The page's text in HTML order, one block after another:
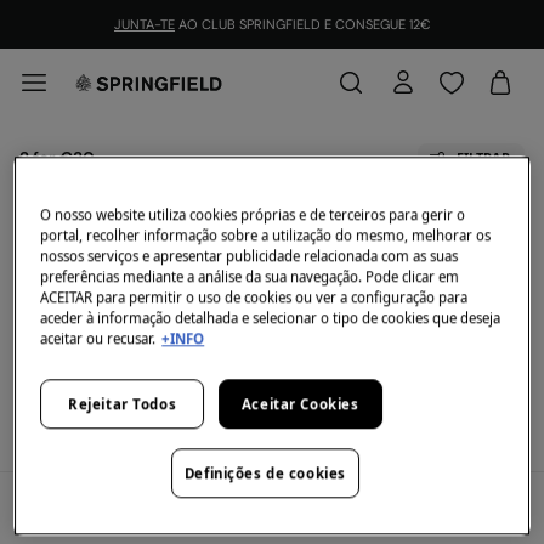
JUNTA-TE AO CLUB SPRINGFIELD E CONSEGUE 12€
2 for €30 FILTRAR
Todos 2=55 2 = 20€ 2=35
Neste momento não temos artigos em stock da
categoria selecionada.
Mas não te preocupes, temos imensos artigos que
Ver condições legais e a validade da promoçãoaquí
O nosso website utiliza cookies próprias e de terceiros para gerir o
portal, recolher informação sobre a utilização do mesmo, melhorar os
nossos serviços e apresentar publicidade relacionada com as suas
preferências mediante a análise da sua navegação. Pode clicar em
ACEITAR para permitir o uso de cookies ou ver a configuração para
aceder à informação detalhada e selecionar o tipo de cookies que deseja
aceitar ou recusar. +INFO
Rejeitar Todos Aceitar Cookies
Definições de cookies